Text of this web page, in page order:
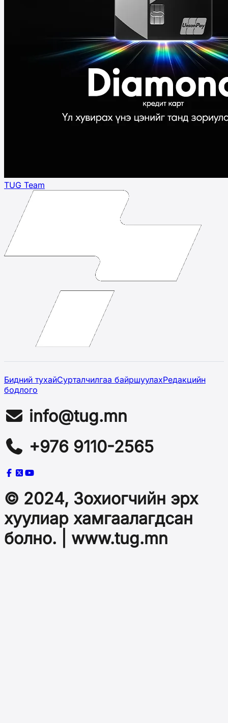
TUG Team
Бидний тухайСурталчилгаа байршуулахРедакцийн
бодлого
info@tug.mn
+976 9110-2565
© 2024, Зохиогчийн эрх
хуулиар хамгаалагдсан
болно. | www.tug.mn